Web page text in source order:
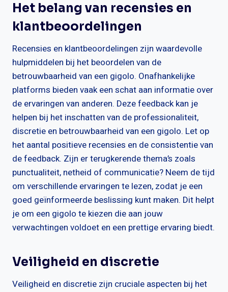
Het belang van recensies en
klantbeoordelingen
Recensies en klantbeoordelingen zijn waardevolle
hulpmiddelen bij het beoordelen van de
betrouwbaarheid van een gigolo. Onafhankelijke
platforms bieden vaak een schat aan informatie over
de ervaringen van anderen. Deze feedback kan je
helpen bij het inschatten van de professionaliteit,
discretie en betrouwbaarheid van een gigolo. Let op
het aantal positieve recensies en de consistentie van
de feedback. Zijn er terugkerende thema’s zoals
punctualiteit, netheid of communicatie? Neem de tijd
om verschillende ervaringen te lezen, zodat je een
goed geïnformeerde beslissing kunt maken. Dit helpt
je om een gigolo te kiezen die aan jouw
verwachtingen voldoet en een prettige ervaring biedt.
Veiligheid en discretie
Veiligheid en discretie zijn cruciale aspecten bij het